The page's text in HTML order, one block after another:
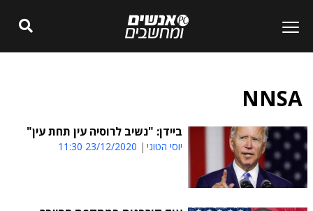
NNSA
ביידן: "נשיב לרוסיה עין תחת עין"
יוסי הטוני 23/12/2020 11:30